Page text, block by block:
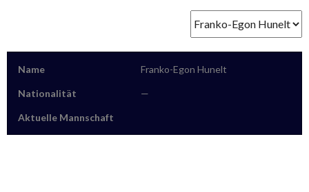
Name Franko-Egon Hunelt
Nationalität —
Aktuelle Mannschaft